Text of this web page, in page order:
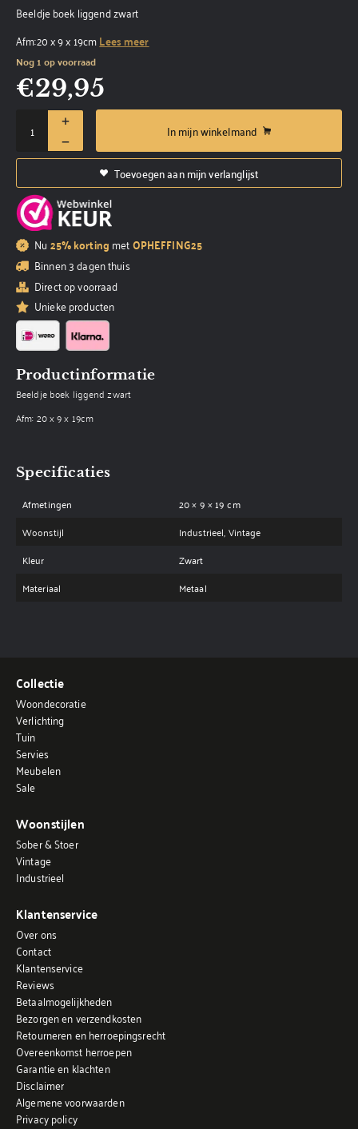
Beeldje boek liggend zwart
Afm:20 x 9 x 19cmLees meer
Nog 1 op voorraad
€29,95
In mijn winkelmand
Toevoegen aan mijn verlanglijst
Nu 25% korting metOPHEFFING25
Binnen 3 dagen thuis
Direct op voorraad
Unieke producten
Productinformatie
Beeldje boek liggend zwart
Afm: 20 x 9 x 19cm
Specificaties
Afmetingen
20 × 9 × 19 cm
Woonstijl
Industrieel, Vintage
Kleur
Zwart
Materiaal
Metaal
Collectie
Woondecoratie
Verlichting
Tuin
Servies
Meubelen
Sale
Woonstijlen
Sober & Stoer
Vintage
Industrieel
Klantenservice
Over ons
Contact
Klantenservice
Reviews
Betaalmogelijkheden
Bezorgen en verzendkosten
Retourneren en herroepingsrecht
Overeenkomst herroepen
Garantie en klachten
Disclaimer
Algemene voorwaarden
Privacy policy